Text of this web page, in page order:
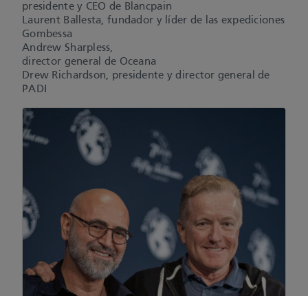
presidente y CEO de Blancpain
Laurent Ballesta, fundador y líder de las expediciones
Gombessa
Andrew Sharpless,
director general de Oceana
Drew Richardson, presidente y director general de
PADI